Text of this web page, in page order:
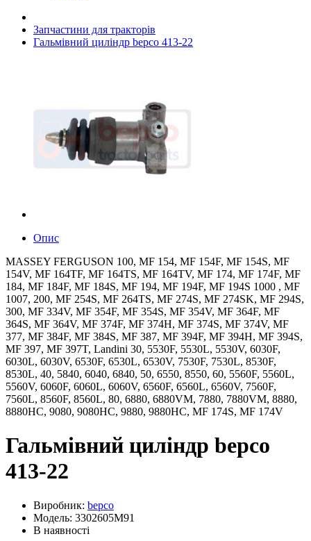
Запчастини для тракторів
Гальмівний циліндр bepco 413-22
Опис
MASSEY FERGUSON 100, MF 154, MF 154F, MF 154S, MF
154V, MF 164TF, MF 164TS, MF 164TV, MF 174, MF 174F, MF
184, MF 184F, MF 184S, MF 194, MF 194F, MF 194S 1000 , MF
1007, 200, MF 254S, MF 264TS, MF 274S, MF 274SK, MF 294S,
300, MF 334V, MF 354F, MF 354S, MF 354V, MF 364F, MF
364S, MF 364V, MF 374F, MF 374H, MF 374S, MF 374V, MF
377, MF 384F, MF 384S, MF 387, MF 394F, MF 394H, MF 394S,
MF 397, MF 397T, Landini 30, 5530F, 5530L, 5530V, 6030F,
6030L, 6030V, 6530F, 6530L, 6530V, 7530F, 7530L, 8530F,
8530L, 40, 5840, 6040, 6840, 50, 6550, 8550, 60, 5560F, 5560L,
5560V, 6060F, 6060L, 6060V, 6560F, 6560L, 6560V, 7560F,
7560L, 8560F, 8560L, 80, 6880, 6880VM, 7880, 7880VM, 8880,
8880HC, 9080, 9080HC, 9880, 9880HC, MF 174S, MF 174V
Гальмівний циліндр bepco
413-22
Виробник: bepco
Модель: 3302605M91
В наявності